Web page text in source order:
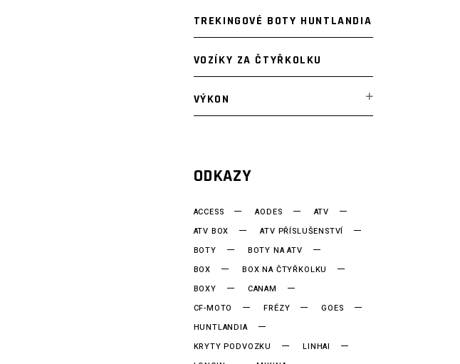
TREKINGOVÉ BOTY HUNTLANDIA
VOZÍKY ZA ČTYŘKOLKU
VÝKON
ODKAZY
ACCESS AODES
ATV
ATV BOX
ATV PŘÍSLUŠENSTVÍ
BOTY
BOTY NA ATV
BOX
BOX NA ČTYŘKOLKU
BOXY
CANAM
CF-MOTO
FRÉZY
GOES
HUNTLANDIA
KRYTY PODVOZKU
LINHAI